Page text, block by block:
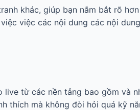
khác, giúp bạn nắm bắt rõ
việc các nội dung các nội
từ các nền tảng bao gồm và
mà không đòi hỏi quá kỹ